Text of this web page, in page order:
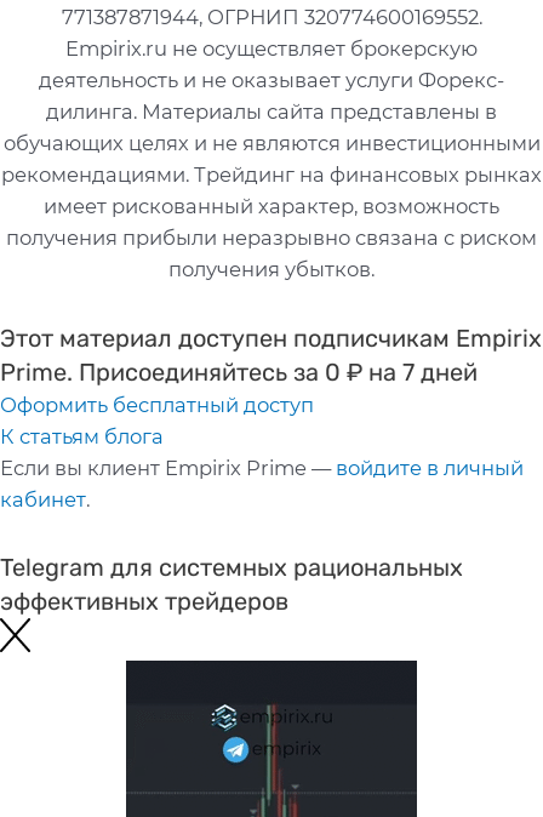
771387871944, ОГРНИП 320774600169552.
Empirix.ru не осуществляет брокерскую
деятельность и не оказывает услуги Форекс-
дилинга. Материалы сайта представлены в
обучающих целях и не являются инвестиционными
рекомендациями. Трейдинг на финансовых рынках
имеет рискованный характер, возможность
получения прибыли неразрывно связана с риском
получения убытков.
Этот материал доступен подписчикам Empirix
Prime. Присоединяйтесь за 0 ₽ на 7 дней
Оформить бесплатный доступ
К статьям блога
Если вы клиент Empirix Prime — войдите в личный
кабинет.
Telegram для системных рациональных
эффективных трейдеров